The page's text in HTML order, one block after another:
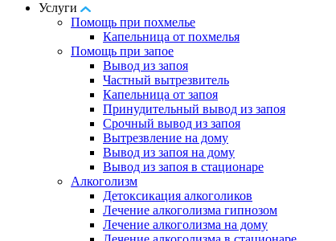
Услуги
Помощь при похмелье
Капельница от похмелья
Помощь при запое
Вывод из запоя
Частный вытрезвитель
Капельница от запоя
Принудительный вывод из запоя
Срочный вывод из запоя
Вытрезвление на дому
Вывод из запоя на дому
Вывод из запоя в стационаре
Алкоголизм
Детоксикация алкоголиков
Лечение алкоголизма гипнозом
Лечение алкоголизма на дому